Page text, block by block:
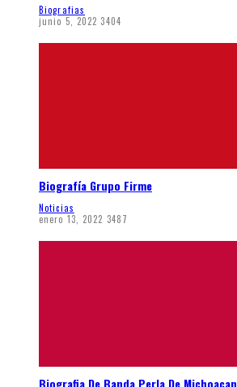
Biografias
junio 5, 2022 3404
Biografía Grupo Firme
Noticias
enero 13, 2022 3487
Biografia De Banda Perla De Michoacan